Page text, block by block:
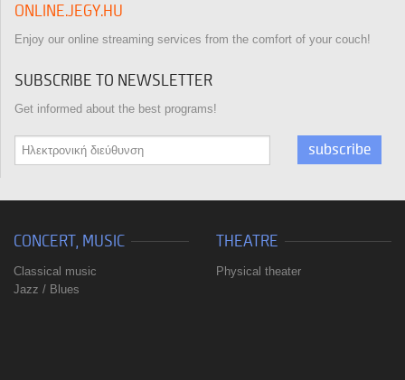
ONLINE.JEGY.HU
Enjoy our online streaming services from the comfort of your couch!
SUBSCRIBE TO NEWSLETTER
Get informed about the best programs!
subscribe
CONCERT, MUSIC
Classical music
Jazz / Blues
THEATRE
Physical theater